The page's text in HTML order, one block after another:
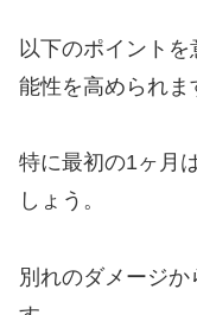
以下のポイント
能性を高められま
特に最初の1ヶ月
しょう。
別れのダメージ